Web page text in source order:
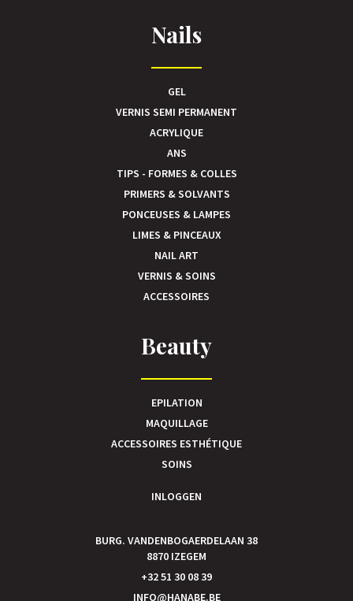
Nails
GEL
VERNIS SEMI PERMANENT
ACRYLIQUE
ANS
TIPS - FORMES & COLLES
PRIMERS & SOLVANTS
PONCEUSES & LAMPES
LIMES & PINCEAUX
NAIL ART
VERNIS & SOINS
ACCESSOIRES
Beauty
EPILATION
MAQUILLAGE
ACCESSOIRES ESTHÉTIQUE
SOINS
INLOGGEN
BURG. VANDENBOGAERDELAAN 38
8870 IZEGEM
+32 51 30 08 39
INFO@HANABE.BE